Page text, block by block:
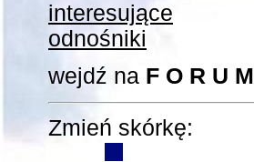
interesujące
odnośniki
wejdź na F O R U M
Zmień skórkę: